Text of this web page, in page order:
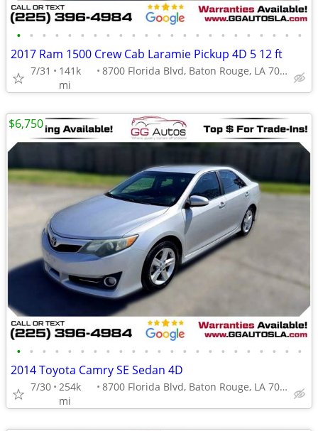
• • • • • • • • • • • • • • • • • • • • • • •
2017 Ram 1500 Crew Cab Laramie Pickup 4D 5 12 ft
7/31
141k
mi
8700 Florida Blvd, Baton Rouge, LA 70815
• • • • • • • • • • • • • • • • • • • • • • •
2014 Toyota Camry SE Sedan 4D
7/30 254k
mi
8700 Florida Blvd, Baton Rouge, LA 70815
$6,750